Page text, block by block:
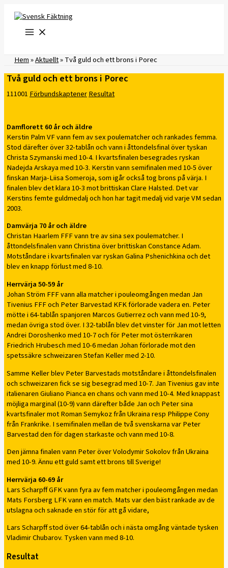
innehåll
Hem»Aktuellt»Två guld och ett brons i Porec
Två guld och ett brons i Porec
111001FörbundskaptenerResultat
Damflorett 60 år och äldre
Kerstin Palm VF vann fem av sex poulematcher och rankades femma.
Stod därefter över 32-tablån och vann i åttondelsfinal över tyskan
Christa Szymanski med 10-4. I kvartsfinalen besegrades ryskan
Nadejda Arskaya med 10-3. Kerstin vann semifinalen med 10-5 över
finskan Marja-Liisa Someroja, som igår också tog brons på värja. I
finalen blev det klara 10-3 mot brittiskan Clare Halsted. Det var
Kerstins femte guldmedalj och hon har tagit medalj vid varje VM sedan
2003.
Damvärja 70 år och äldre
Christan Haarlem FFF vann tre av sina sex poulematcher. I
åttondelsfinalen vann Christina över brittiskan Constance Adam.
Motståndare i kvartsfinalen var ryskan Galina Pshenichkina och det
blev en knapp förlust med 8-10.
Herrvärja 50-59 år
Johan Ström FFF vann alla matcher i pouleomgången medan Jan
Tivenius FFF och Peter Barvestad KFK förlorade vadera en. Peter
mötte i 64-tablån spanjoren Marcos Gutierrez och vann med 10-9,
medan övriga stod över. I 32-tablån blev det vinster för Jan mot letten
Andrei Doroshenko med 10-7 och för Peter mot österrikaren
Friedrich Hrubesch med 10-6 medan Johan förlorade mot den
spetssäkre schweizaren Stefan Keller med 2-10.
Samme Keller blev Peter Barvestads motståndare i åttondelsfinalen
och schweizaren fick se sig besegrad med 10-7. Jan Tivenius gav inte
italienaren Giuliano Pianca en chans och vann med 10-4. Med knappast
möjliga marginal (10-9) vann därefter både Jan och Peter sina
kvartsfinaler mot Roman Semykoz från Ukraina resp Philippe Cony
från Frankrike. I semifinalen mellan de två svenskarna var Peter
Barvestad den för dagen starkaste och vann med 10-8.
Den jämna finalen vann Peter över Volodymir Sokolov från Ukraina
med 10-9. Ännu ett guld samt ett brons till Sverige!
Herrvärja 60-69 år
Lars Scharpff GFK vann fyra av fem matcher i pouleomgången medan
Mats Forsberg LFK vann en match. Mats var den bäst rankade av de
utslagna och saknade en stör för att gå vidare,
Lars Scharpff stod över 64-tablån och i nästa omgång väntade tysken
Vladimir Chubarov. Tysken vann med 8-10.
Resultat